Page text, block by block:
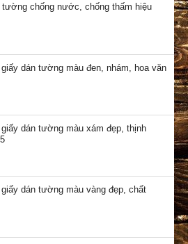
tường chống nước, chống thấm hiệu
dán tường màu đen, nhám, hoa văn
dán tường màu xám đẹp, thịnh
giấy dán tường màu vàng đẹp, chất